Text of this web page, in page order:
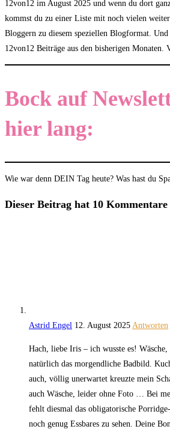
12von12 im August 2025 und wenn du dort
kommst du zu einer Liste mit noch vielen
Bloggern zu diesem speziellen Blogformat. Und
12von12 Beiträge aus den bisherigen Monaten.
Bock auf
hier lang:
Wie war denn DEIN Tag heute? Was hast du
Dieser Beitrag hat 10 Kommentare
Astrid Engel 12. August 2025 Antworten
Hach, liebe Iris – ich wusste es!
natürlich das morgendliche Badbild.
auch, völlig unerwartet kreuzte mein
auch Wäsche, leider ohne Foto … Bei
fehlt diesmal das obligatorische
noch genug Essbares zu sehen. Deine